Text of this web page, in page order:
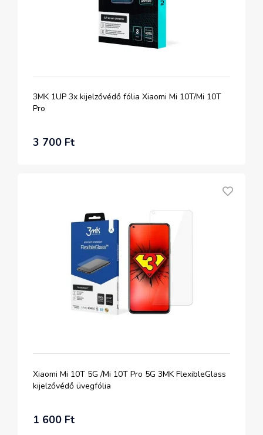
3MK 1UP 3x kijelzővédő fólia Xiaomi Mi 10T/Mi 10T
Pro
3 700 Ft
Xiaomi Mi 10T 5G /Mi 10T Pro 5G 3MK FlexibleGlass
kijelzővédő üvegfólia
1 600 Ft